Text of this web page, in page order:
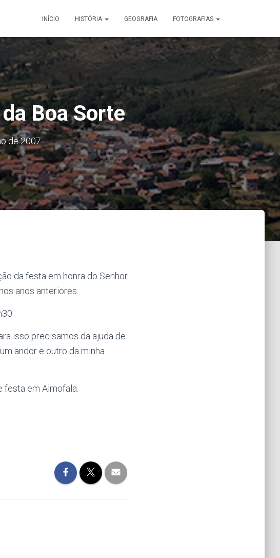
INÍCIO HISTÓRIA GEOGRAFIA FOTOGRAFIAS
Boa Sorte
de 2007
da festa em honra do Senhor
anos anteriores.
isso precisamos da ajuda de
andor e outro da minha
festa em Almofala.